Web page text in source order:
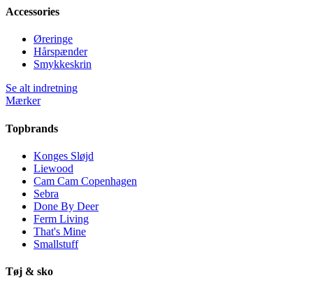
Accessories
Øreringe
Hårspænder
Smykkeskrin
Se alt indretning
Mærker
Topbrands
Konges Sløjd
Liewood
Cam Cam Copenhagen
Sebra
Done By Deer
Ferm Living
That's Mine
Smallstuff
Tøj & sko